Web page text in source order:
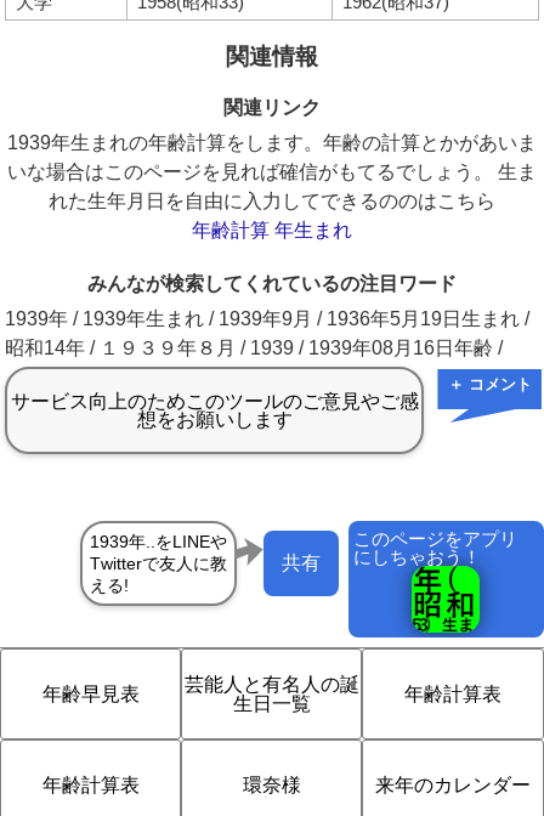
関連情報
関連リンク
1939年生まれの年齢計算をします。年齢の計算とかがあいま
いな場合はこのページを見れば確信がもてるでしょう。 生ま
れた生年月日を自由に入力してできるののはこちら
年齢計算 年生まれ
みんなが検索してくれているの注目ワード
1939年 / 1939年生まれ / 1939年9月 / 1936年5月19日生まれ /
昭和14年 / １９３９年８月 / 1939 / 1939年08月16日年齢 /
＋ コメント
このページをアプリ
にしちゃおう！
共有
年齢早見表
芸能人と有名人の誕
生日一覧
年齢計算表
年齢計算表 環奈様 来年のカレンダー